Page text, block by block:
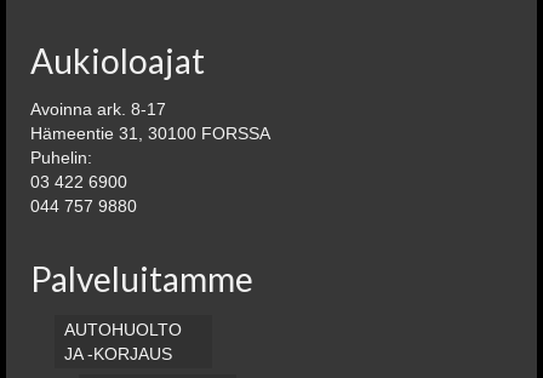
Aukioloajat
Avoinna ark. 8-17
Hämeentie 31, 30100 FORSSA
Puhelin:
03 422 6900
044 757 9880
Palveluitamme
AUTOHUOLTO
JA -KORJAUS